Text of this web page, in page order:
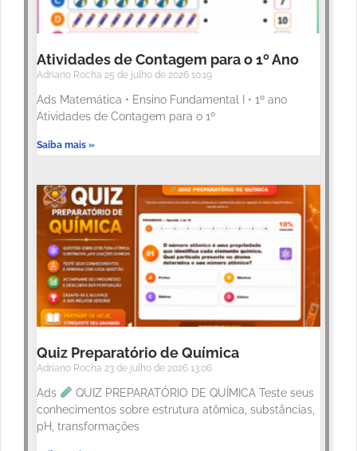
Atividades de Contagem para o 1º Ano
Adriano Rocha 25 de julho de 2026 10:19
Ads Matemática • Ensino Fundamental I • 1º ano
Atividades de Contagem para o 1º
Saiba mais »
Quiz Preparatório de Química
Adriano Rocha 23 de julho de 2026 13:06
Ads
QUIZ PREPARATÓRIO DE QUÍMICA Teste seus
conhecimentos sobre estrutura atômica, substâncias,
pH, transformações